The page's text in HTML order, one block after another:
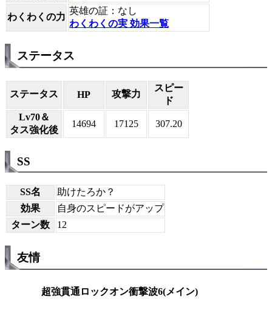
わくわくの力
英雄の証：なし
わくわくの実 効果一覧
ステータス
ステータス HP 攻撃力
スピー
ド
Lv70＆
タス強化後
14694 17125 307.20
SS
SS名
助けたろか？
効果
自身のスピードがアップ
ターン数
12
友情
超強貫通ロックオン衝撃波6(メイン)